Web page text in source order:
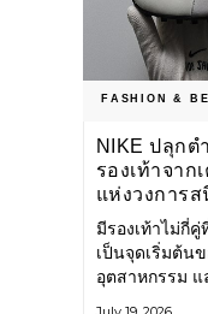
FASHION &
NIKE ปลุกต
รองเท้าจาก
แห่งวงการส
มีรองเท้าไม่กี่
เป็นจุดเริ่มต้น
อุตสาหกรรม แ